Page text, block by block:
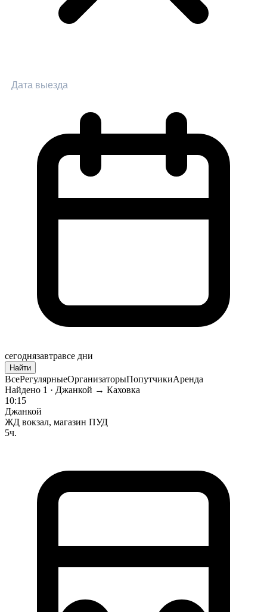
сегоднязавтравсе дни
Найти
ВсеРегулярныеОрганизаторыПопутчикиАренда
Найдено 1 · Джанкой → Каховка
10:15
Джанкой
ЖД вокзал, магазин ПУД
5ч.